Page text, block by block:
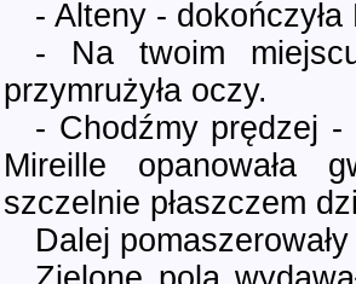
- Alteny -
- Na twoim
przymrużyła oczy.
- Chodźmy prędzej -
Mireille opanowała
szczelnie płaszczem
Dalej